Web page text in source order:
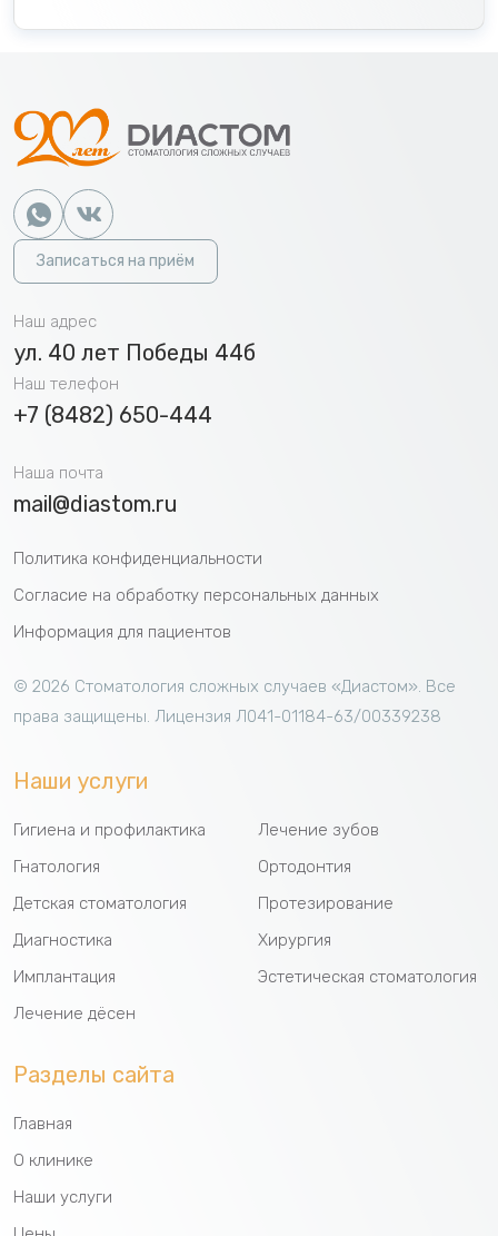
Разделы сайта
Главная
О клинике
Наши услуги
Наши услуги
Гигиена и профилактика
Гнатология
Детская стоматология
Диагностика
Имплантация
Лечение дёсен
Лечение зубов
Ортодонтия
Протезирование
Хирургия
Эстетическая стоматология
Записаться на приём
Наш адрес
ул. 40 лет Победы 44б
Наш телефон
+7 (8482) 650-444
Наша почта
mail@diastom.ru
Политика конфиденциальности
Согласие на обработку персональных данных
Информация для пациентов
© 2026 Cтоматология сложных случаев «Диастом». Все
права защищены. Лицензия Л041-01184-63/00339238